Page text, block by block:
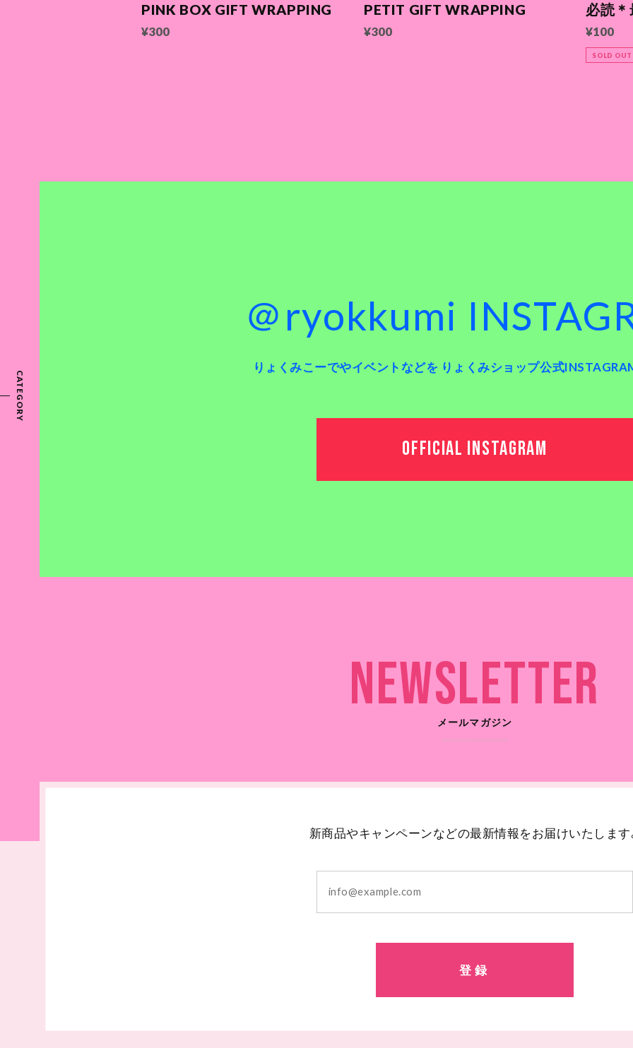
CATEGORY
PINK BOX GIFT WRAPPING
¥300
PETIT GIFT WRAPPING
¥300
必読
¥100
SOLD OUT
＠ryokkumi
りょくみこーでやイベントなどを りょくみショップ公式
OFFICIAL INSTAGRAM
Newsletter
メールマガジン
新商品やキャンペーンなどの最新情報をお届けいたします
登録